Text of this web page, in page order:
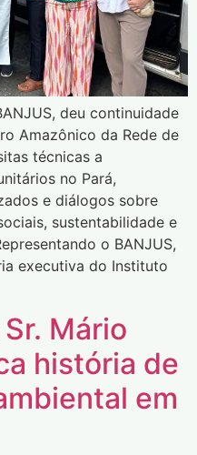
deu continuidade
Amazônico da Rede de
técnicas a
no Pará,
e diálogos sobre
sustentabilidade e
o BANJUS,
executiva do Instituto
Mário
história de
em